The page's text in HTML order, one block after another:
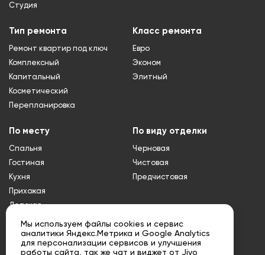
Студия
Тип ремонта
Ремонт квартир под ключ
Комплексный
Капитальный
Косметический
Перепланировка
Класс ремонта
Евро
Эконом
Элитный
По месту
Спальня
Гостиная
Кухня
Прихожая
Детская
Туалет
Ванная
Совмещенный
По виду отделки
Черновая
Чистовая
Предчистовая
Мы используем файлы cookies и сервис
аналитики Яндекс.Метрика и Google Analytics
для персонализации сервисов и улучшения
работы сайта, так же чат и виджет от Jivo